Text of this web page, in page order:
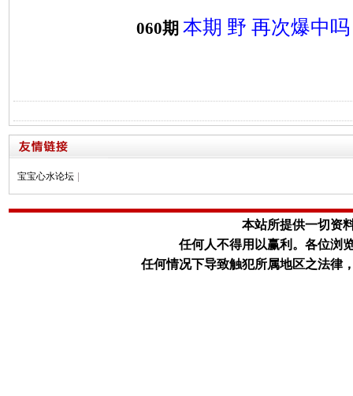
060期 本期 野 再次爆中吗
宝宝心水论坛
本站所提供一切资
任何人不得用以赢利。 各位浏
任何情况下导致触犯所属地区之法律